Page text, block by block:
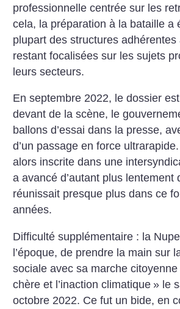
professionnelle centrée sur les
cela, la préparation à la bataille a
plupart des structures adhérentes
restant focalisées sur les sujets
leurs secteurs.
En septembre 2022, le dossier
devant de la ­scène, le
ballons d’essai dans la presse,
d’un passage en force ultrarapide.
alors inscrite dans une
a avancé d’autant plus lentement
réunissait presque plus dans ce
années.
Difficulté supplémentaire : la
l’époque, de prendre la main sur
sociale avec sa marche citoyenne
chère et l’inaction climatique » le
octobre 2022. Ce fut un bide, en